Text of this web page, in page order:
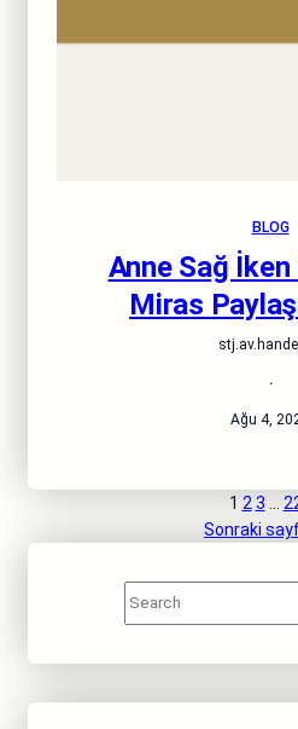
BLOG
Anne Sağ İken
Miras
·
Ağu 4,
1 2 3
Sonraki
e
c